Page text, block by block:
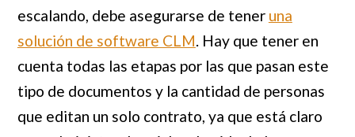
escalando, debe asegurarse de tener una
solución de software CLM. Hay que tener en
cuenta todas las etapas por las que pasan este
tipo de documentos y la cantidad de personas
que editan un solo contrato, ya que está claro